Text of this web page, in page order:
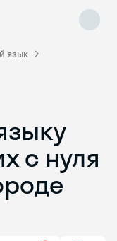
язык
с нуля